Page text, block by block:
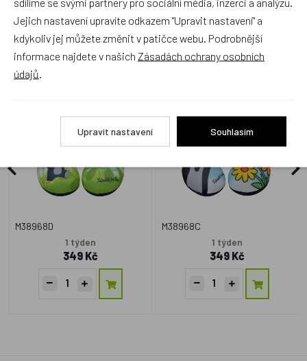
Alternativní zboží
Český výrobek
M38968D
1 týden
349 Kč
Český výrobek
M38968C
1 týden
349 Kč
Jejich nastavení upravíte odkazem "Upravit nastavení" a
kdykoliv jej můžete změnit v patičce webu. Podrobnější
informace najdete v našich Zásadách ochrany osobních
údajů
Upravit nastavení Souhlasím